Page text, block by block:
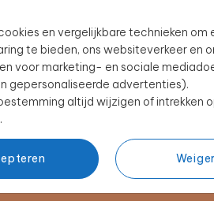
en vergelijkbare technieken om
te bieden, ons websiteverkeer en
voor marketing- en sociale
gepersonaliseerde advertenties).
altijd wijzigen of intrekken
.